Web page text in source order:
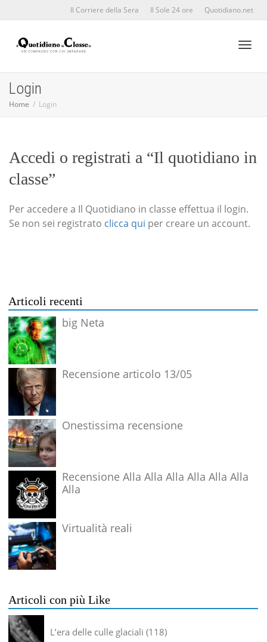
Il Corriere della Sera Il Sole 24 ore Quotidiano.net
Login
Home Login
Accedi o registrati a “Il quotidiano in
classe”
Per accedere a Il Quotidiano in classe effettua il login.
Se non sei registrato clicca qui per creare un account.
Articoli recenti
big Neta
Recensione articolo 13/05
Onestissima recensione
Recensione Alla Alla Alla Alla Alla Alla
Alla
Virtualità reali
Articoli con più Like
L’era delle culle glaciali 118